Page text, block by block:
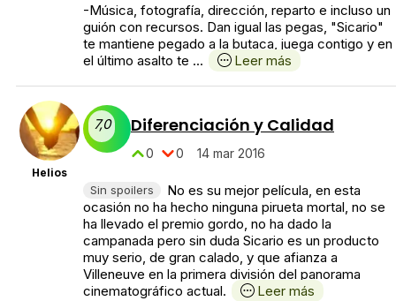
-Música, fotografía, dirección, reparto e incluso un
guión con recursos. Dan igual las pegas, "Sicario"
te mantiene pegado a la butaca, juega contigo y en
el último asalto te ...
Leer más
Helios
7,0 Diferenciación y Calidad
0 0 14 mar 2016
Sin spoilers
No es su mejor película, en esta
ocasión no ha hecho ninguna pirueta mortal, no se
ha llevado el premio gordo, no ha dado la
campanada pero sin duda Sicario es un producto
muy serio, de gran calado, y que afianza a
Villeneuve en la primera división del panorama
cinematográfico actual.
Leer más